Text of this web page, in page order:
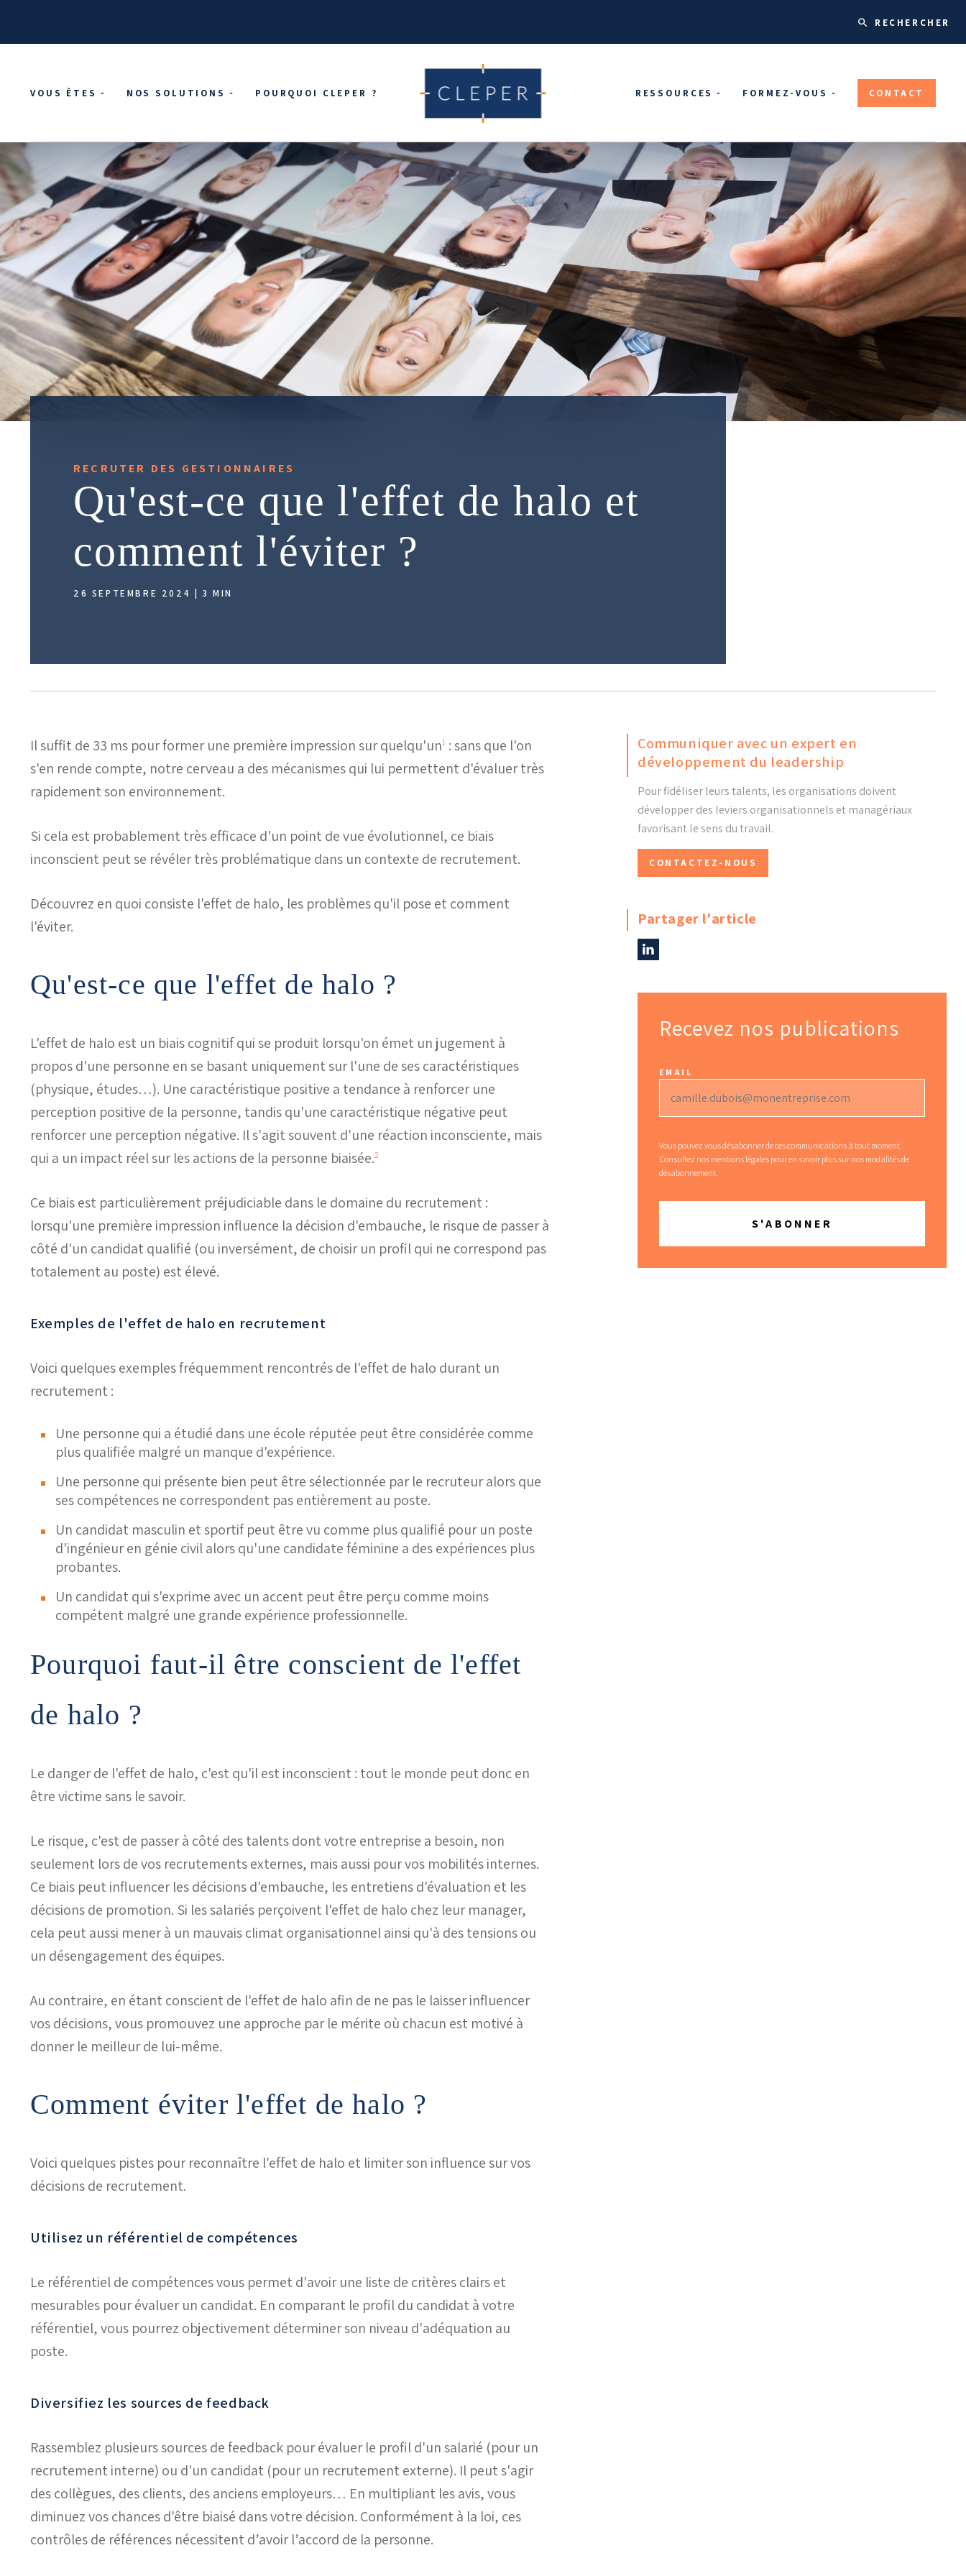
VOUS ÊTES NOS SOLUTIONS POURQUOI CLEPER ? RESSOURCES FORMEZ-VOUS CONTACT
QU'EST-CE QUE L'EFFET DE HALO ET COMMENT L'ÉVITER ?
RECRUTER DES GESTIONNAIRES
Qu'est-ce que l'effet de halo et
comment l'éviter ?
26 SEPTEMBRE 2024 | 3 MIN
Il suffit de 33 ms pour former une première impression sur quelqu'un1 : sans que l'on
s'en rende compte, notre cerveau a des mécanismes qui lui permettent d'évaluer très
rapidement son environnement.
Si cela est probablement très efficace d'un point de vue évolutionnel, ce biais
inconscient peut se révéler très problématique dans un contexte de recrutement.
Découvrez en quoi consiste l'effet de halo, les problèmes qu'il pose et comment
l'éviter.
Qu'est-ce que l'effet de halo ?
L'effet de halo est un biais cognitif qui se produit lorsqu'on émet un jugement à
propos d'une personne en se basant uniquement sur l'une de ses caractéristiques
(physique, études…). Une caractéristique positive a tendance à renforcer une
perception positive de la personne, tandis qu'une caractéristique négative peut
renforcer une perception négative. Il s'agit souvent d'une réaction inconsciente, mais
qui a un impact réel sur les actions de la personne biaisée.2
Ce biais est particulièrement préjudiciable dans le domaine du recrutement :
lorsqu'une première impression influence la décision d'embauche, le risque de passer à
côté d'un candidat qualifié (ou inversément, de choisir un profil qui ne correspond pas
totalement au poste) est élevé.
Exemples de l'effet de halo en recrutement
Voici quelques exemples fréquemment rencontrés de l'effet de halo durant un
recrutement :
Une personne qui a étudié dans une école réputée peut être considérée comme
plus qualifiée malgré un manque d'expérience.
Une personne qui présente bien peut être sélectionnée par le recruteur alors que
ses compétences ne correspondent pas entièrement au poste.
Un candidat masculin et sportifpeut être vu comme plus qualifié pour un poste
d'ingénieuren génie civilalors qu'une candidate féminine a des expériences plus
probantes.
Un candidat qui s'exprime avec un accent peut être perçu comme moins
compétent malgré une grande expérience professionnelle.
Pourquoi faut-il être conscient de l'effet
de halo ?
Le danger de l'effet de halo, c'est qu'il est inconscient : tout le monde peut donc en
être victime sans le savoir.
Le risque, c'est de passer à côté des talents dont votre entreprise a besoin, non
seulement lors de vos recrutements externes, mais aussi pour vos mobilités internes.
Ce biais peut influencer les décisions d'embauche, les entretiens d'évaluation et les
décisions de promotion. Si les salariés perçoivent l'effet de halo chez leur manager,
cela peut aussi mener à un mauvais climat organisationnel ainsi qu'à des tensions ou
un désengagement des équipes.
Au contraire, en étant conscient de l'effet de halo afin de ne pas le laisser influencer
vos décisions, vous promouvez une approche par le mérite où chacun est motivé à
donner le meilleur de lui-même.
Comment éviter l'effet de halo ?
Voici quelques pistes pour reconnaître l'effet de halo et limiter son influence sur vos
décisions de recrutement.
Utilisez un référentiel de compétences
Le référentiel de compétences vous permet d'avoir une liste de critères clairs et
mesurables pour évaluer un candidat. En comparant le profil du candidat à votre
référentiel, vous pourrez objectivement déterminer son niveau d'adéquation au
poste.
Diversifiez les sources de feedback
Rassemblez plusieurs sources de feedback pour évaluer le profil d'un salarié (pour un
recrutement interne) ou d'un candidat (pour un recrutement externe). Il peut s'agir
des collègues, des clients, des anciens employeurs… En multipliant les avis, vous
diminuez vos chances d'être biaisé dans votre décision. Conformément à la loi, ces
contrôles de références nécessitent d’avoir l’accord de la personne.
Communiquer avec un expert en
développement du leadership
Pour fidéliser leurs talents, les organisations doivent
développer des leviers organisationnels et managériaux
favorisant le sens du travail.
CONTACTEZ-NOUS
Partager l'article
Recevez nos publications
EMAIL
Vous pouvez vous désabonner de ces communications à tout moment.
Consultez nos mentions légales pour en savoir plus sur nos modalités de
désabonnement.